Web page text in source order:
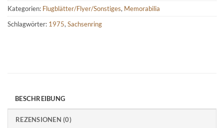
Kategorien: Flugblätter/Flyer/Sonstiges, Memorabilia
Schlagwörter: 1975,Sachsenring
BESCHREIBUNG
REZENSIONEN (0)